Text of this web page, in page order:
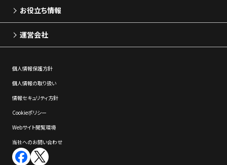
お役立ち情報
運営会社
個⼈情報保護⽅針
個⼈情報の取り扱い
情報セキュリティ⽅針
Cookieポリシー
Webサイト閲覧環境
当社へのお問い合わせ